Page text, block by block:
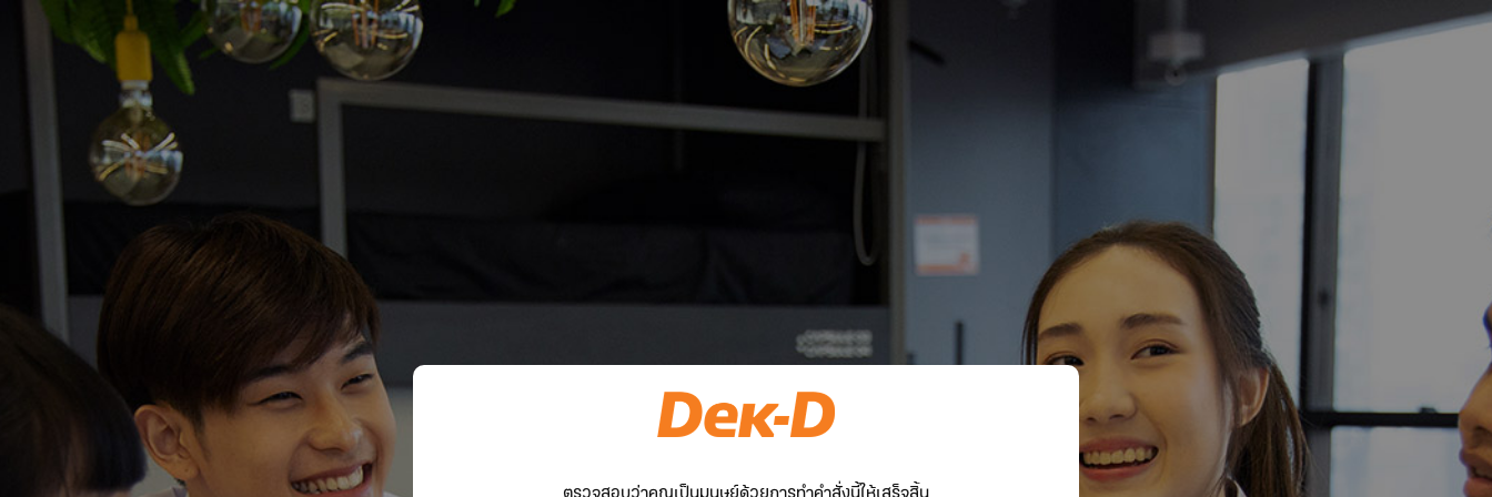
ตรวจสอบว่าคุณเป็นมนุษย์ด้วยการทำคำสั่งนี้ให้เสร็จสิ้น